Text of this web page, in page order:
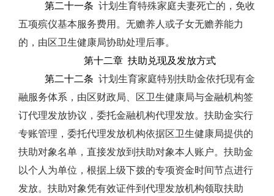
第二十一条 计划生育特殊家庭夫妻死亡的，免收
五项殡仪基本服务费用。无赡养人或子女无赡养能力
的，由区卫生健康局协助处理后事。
第十二章 扶助兑现及发放方式
第二十二条 计划生育家庭特别扶助金依托现有金
融服务体系，由区财政局、区卫生健康局与金融机构签
订代理发放协议，委托金融机构代理发放。扶助金实行
专账管理，委托代理发放机构依据区卫生健康局提供的
扶助对象名单，直接发放到扶助对象本人账户。扶助金
以个人为单位，根据上级下拨的专项资金时间节点进行
发放。扶助对象凭有效证件到代理发放机构领取扶助